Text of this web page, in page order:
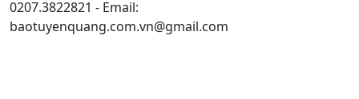
0207.3822821 - Email:
baotuyenquang.com.vn@gmail.com